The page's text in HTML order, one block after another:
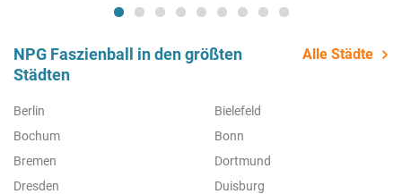
NPG Faszienball in den größten
Städten
Alle Städte
Berlin
Bielefeld
Bochum
Bonn
Bremen
Dortmund
Dresden
Duisburg